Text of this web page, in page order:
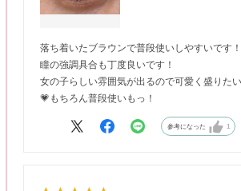
落ち着いたブラウンで普段使いしやすいです！
瞳の強調具合も丁度良いです！
女の子らしい雰囲気が出るので可愛く盛りた
💗もちろん普段使いもっ！
参考になった 1